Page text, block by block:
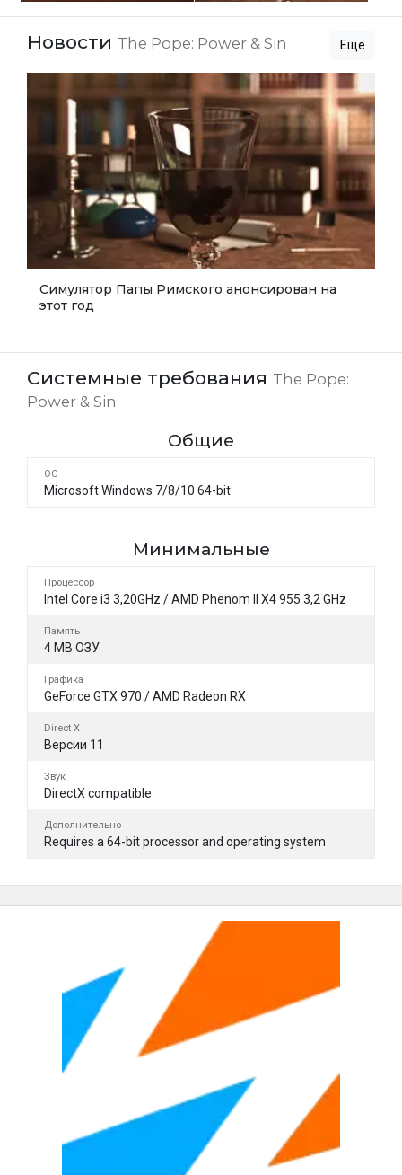
Новости The Pope: Power & Sin Еще
Симулятор Папы Римского анонсирован на
этот год
Системные требования The Pope:
Power & Sin
Общие
ОС
Microsoft Windows 7/8/10 64-bit
Минимальные
Процессор
Intel Core i3 3,20GHz / AMD Phenom II X4 955 3,2 GHz
Память
4 MB ОЗУ
Графика
GeForce GTX 970 / AMD Radeon RX
Direct X
Версии 11
Звук
DirectX compatible
Дополнительно
Requires a 64-bit processor and operating system